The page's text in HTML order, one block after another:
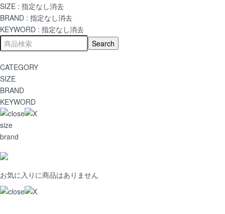
SIZE : 指定なし消去
BRAND : 指定なし消去
KEYWORD : 指定なし消去
CATEGORY
SIZE
BRAND
KEYWORD
size
brand
お気に入りに商品はありません